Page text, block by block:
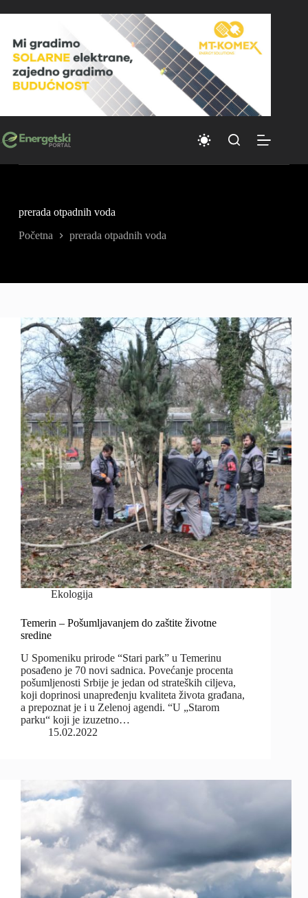
to
prerada otpadnih voda
Početna prerada otpadnih voda
Ekologija
Temerin – Pošumljavanjem do zaštite životne
sredine
U Spomeniku prirode “Stari park” u Temerinu
posađeno je 70 novi sadnica. Povećanje procenta
pošumljenosti Srbije je jedan od strateških ciljeva,
koji doprinosi unapređenju kvaliteta života građana,
a prepoznat je i u Zelenoj agendi. “U „Starom
parku“ koji je izuzetno…
15.02.2022